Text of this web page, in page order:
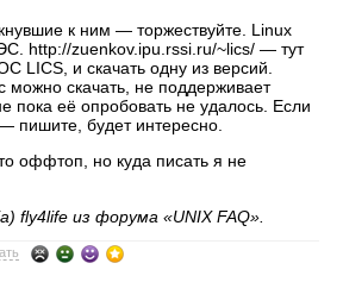
к ним — торжествуйте. Linux
http://zuenkov.ipu.rssi.ru/~lics/ — тут
LICS, и скачать одну из версий.
можно скачать, не поддерживает
пока её опробовать не удалось. Если
пишите, будет интересно.
оффтоп, но куда писать я не
fly4life из форума «UNIX FAQ».